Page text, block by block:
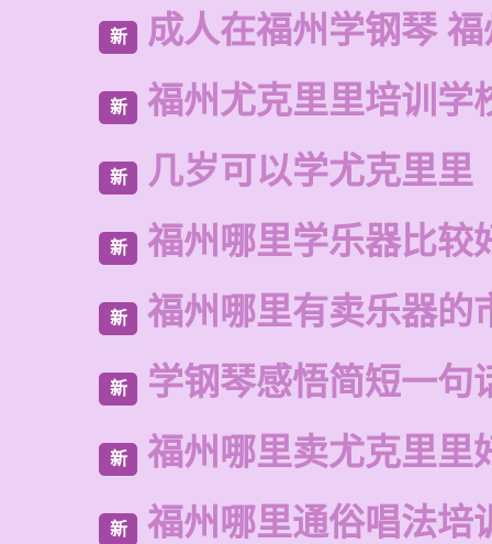
新 成人在福州学钢琴
新 福州尤克里里培训学
新 几岁可以学尤克里里
新 福州哪里学乐器比较
新 福州哪里有卖乐器的
新 学钢琴感悟简短一句
新 福州哪里卖尤克里里
新 福州哪里通俗唱法培